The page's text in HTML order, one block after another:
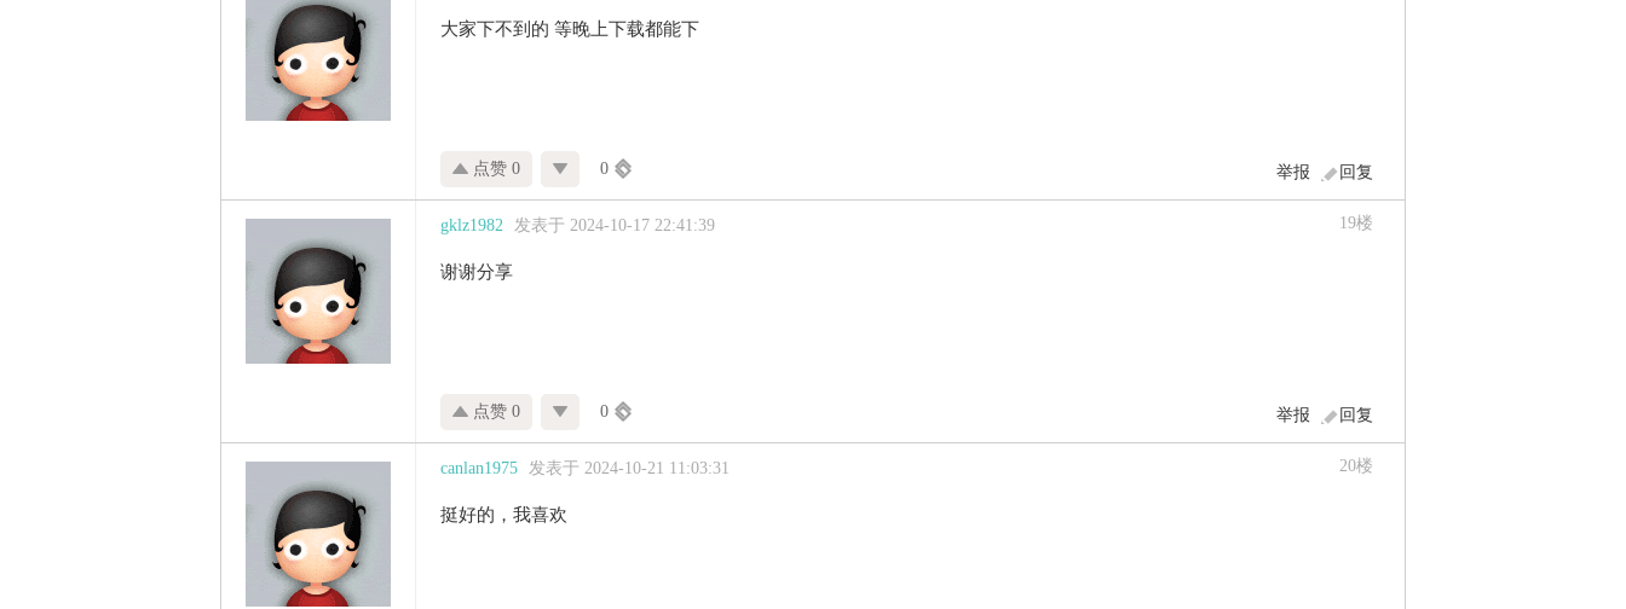
大家下不到的 等晚上下载都能下
回复
举报
点赞 0 0
19楼
gklz1982 发表于 2024-10-17 22:41:39
谢谢分享
回复
举报
点赞 0 0
20楼
canlan1975 发表于 2024-10-21 11:03:31
挺好的，我喜欢